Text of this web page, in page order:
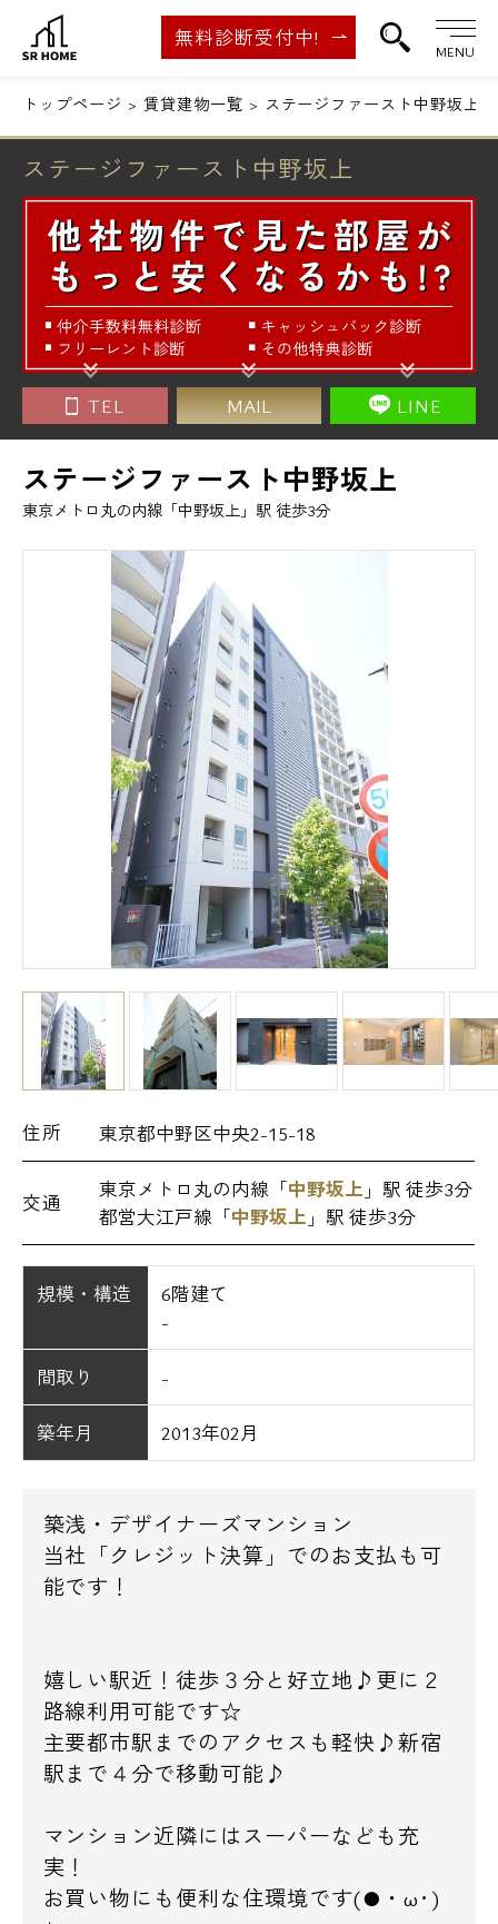
無料診断受付中!
MENU
トップページ 賃貸建物一覧 ステージファースト中野坂上
ステージファースト中野坂上
TEL MAIL LINE
ステージファースト中野坂上
東京メトロ丸の内線「中野坂上」駅 徒歩3分
住所 東京都中野区中央2-15-18
交通
東京メトロ丸の内線「中野坂上 」駅 徒歩3分
都営大江戸線「中野坂上 」駅 徒歩3分
規模・構造
6階建て
-
間取り -
築年月 2013年02月
築浅・デザイナーズマンション
当社「クレジット決算」でのお支払も可
能です！
嬉しい駅近！徒歩３分と好立地♪更に２
路線利用可能です☆
主要都市駅までのアクセスも軽快♪新宿
駅まで４分で移動可能♪
マンション近隣にはスーパーなども充
実！
お買い物にも便利な住環境です(●・ω･)